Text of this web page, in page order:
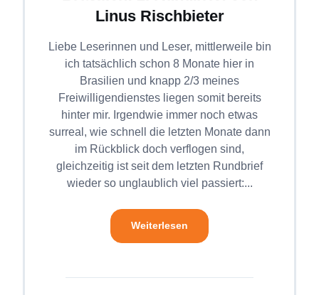
Linus Rischbieter
Liebe Leserinnen und Leser, mittlerweile bin
ich tatsächlich schon 8 Monate hier in
Brasilien und knapp 2/3 meines
Freiwilligendienstes liegen somit bereits
hinter mir. Irgendwie immer noch etwas
surreal, wie schnell die letzten Monate dann
im Rückblick doch verflogen sind,
gleichzeitig ist seit dem letzten Rundbrief
wieder so unglaublich viel passiert:...
Weiterlesen